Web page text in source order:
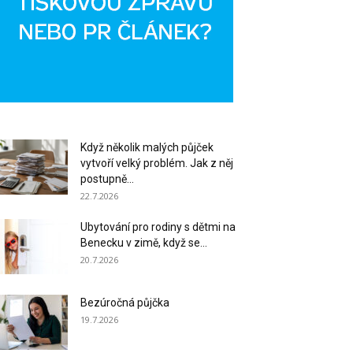
Když několik malých půjček
vytvoří velký problém. Jak z něj
postupně...
22.7.2026
Ubytování pro rodiny s dětmi na
Benecku v zimě, když se...
20.7.2026
Bezúročná půjčka
19.7.2026